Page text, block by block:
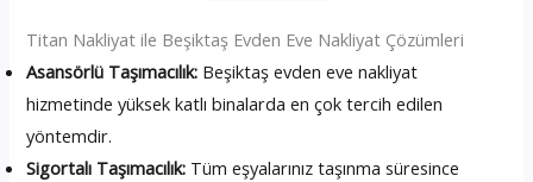
Titan Nakliyat ile Beşiktaş Evden Eve Nakliyat Çözümleri
Asansörlü Taşımacılık: Beşiktaş evden eve nakliyat
hizmetinde yüksek katlı binalarda en çok tercih edilen
yöntemdir.
Sigortalı Taşımacılık: Tüm eşyalarınız taşınma süresince